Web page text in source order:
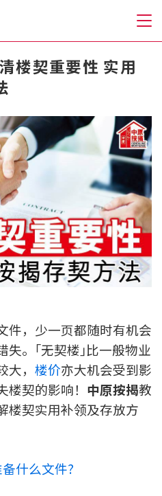
楼契重要性 实用
件，少一页都随时有机会
失。｢无契楼｣比一般物业
， 楼价亦大机会受到影
契的影响！ 中原按揭教
楼契实用补领及存放方
什么文件?